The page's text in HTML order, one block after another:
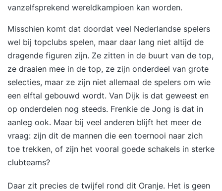
vanzelfsprekend wereldkampioen kan worden.
Misschien komt dat doordat veel Nederlandse spelers
wel bij topclubs spelen, maar daar lang niet altijd de
dragende figuren zijn. Ze zitten in de buurt van de top,
ze draaien mee in de top, ze zijn onderdeel van grote
selecties, maar ze zijn niet allemaal de spelers om wie
een elftal gebouwd wordt. Van Dijk is dat geweest en
op onderdelen nog steeds. Frenkie de Jong is dat in
aanleg ook. Maar bij veel anderen blijft het meer de
vraag: zijn dit de mannen die een toernooi naar zich
toe trekken, of zijn het vooral goede schakels in sterke
clubteams?
Daar zit precies de twijfel rond dit Oranje. Het is geen